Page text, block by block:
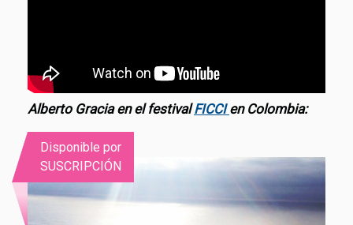
Alberto Gracia en el festivalFICCIen Colombia:
Disponible por
SUSCRIPCIÓN